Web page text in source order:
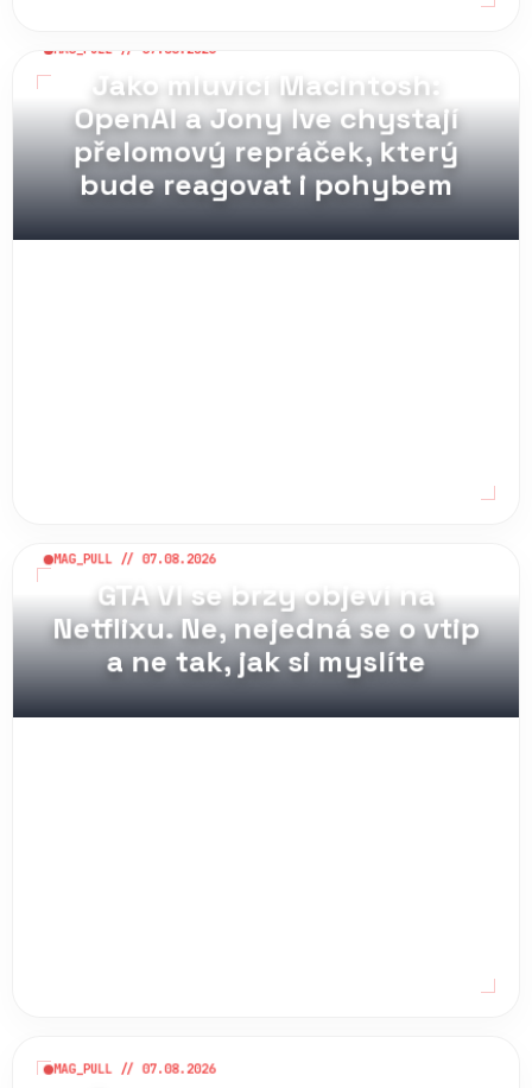
MAG_PULL // 07.08.2026
Jako mluvící Macintosh:
OpenAI a Jony Ive chystají
přelomový repráček, který
bude reagovat i pohybem
MAG_PULL // 07.08.2026
GTA VI se brzy objeví na
Netflixu. Ne, nejedná se o vtip
a ne tak, jak si myslíte